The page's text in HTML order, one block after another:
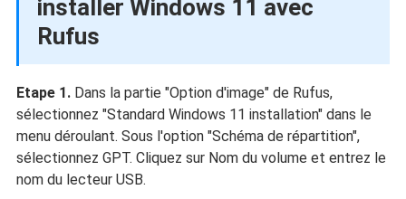
installer Windows 11 avec
Rufus
Etape 1. Dans la partie "Option d'image" de Rufus,
sélectionnez "Standard Windows 11 installation" dans le
menu déroulant. Sous l'option "Schéma de répartition",
sélectionnez GPT. Cliquez sur Nom du volume et entrez le
nom du lecteur USB.